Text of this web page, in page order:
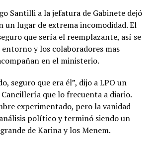
Santilli a la jefatura de Gabinete dejó
un lugar de extrema incomodidad. El
que sería el reemplazante, así se
entorno y los colaboradores mas
en el ministerio.
seguro que era él”, dijo a LPO un
que lo frecuenta a diario.
experimentado, pero la vanidad
político y terminó siendo un
de Karina y los Menem.